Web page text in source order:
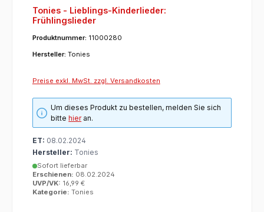
Tonies - Lieblings-Kinderlieder:
Frühlingslieder
Produktnummer: 11000280
Hersteller: Tonies
Preise exkl. MwSt. zzgl. Versandkosten
Um dieses Produkt zu bestellen, melden Sie sich
bittehieran.
ET: 08.02.2024
Hersteller: Tonies
Sofort lieferbar
Erschienen: 08.02.2024
UVP/VK: 16,99 €
Kategorie: Tonies